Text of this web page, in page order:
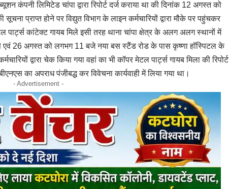
कंपनी लिमिटेड चांपा द्वारा रिपोर्ट दर्ज कराया था की दिनांक 12 अगस्त को
प्राप्त होने पर विद्युत विभाग के लाइन कर्मचारियों द्वारा मौके पर पहुंचकर
पार्ट्स कांटेक्ट गायब मिले इसी तरह थाना चांपा क्षेत्र के अलग अलग स्थानों में
एवं 26 अगस्त को लगभग 11 बजे नया बस स्टैंड रोड के पास कृष्णा हॉस्पिटल के
द्वारा चेक किया गया वहां का भी कॉपर मेटल पार्ट्स गायब मिला की रिपोर्ट
का अपराध पंजीबद्ध कर विवेचना कार्यवाही में लिया गया था।
- Advertisement -